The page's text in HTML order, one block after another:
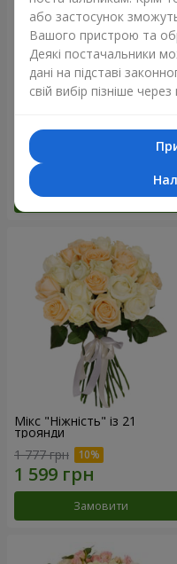
3 656 грн
Замовити
Мікс "Ніжність" із 21
троянди
1 777 грн
Замовити
або застосунок
Вашого пристрою та
Деякі постачальники
дані на підставі
свій вибір пізніше